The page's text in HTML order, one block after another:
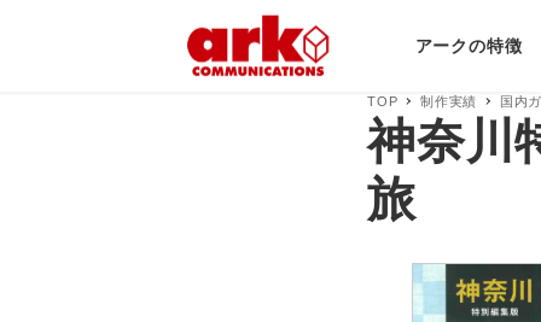
アークの特徴
TOP 制作実績 国内
神奈川
旅